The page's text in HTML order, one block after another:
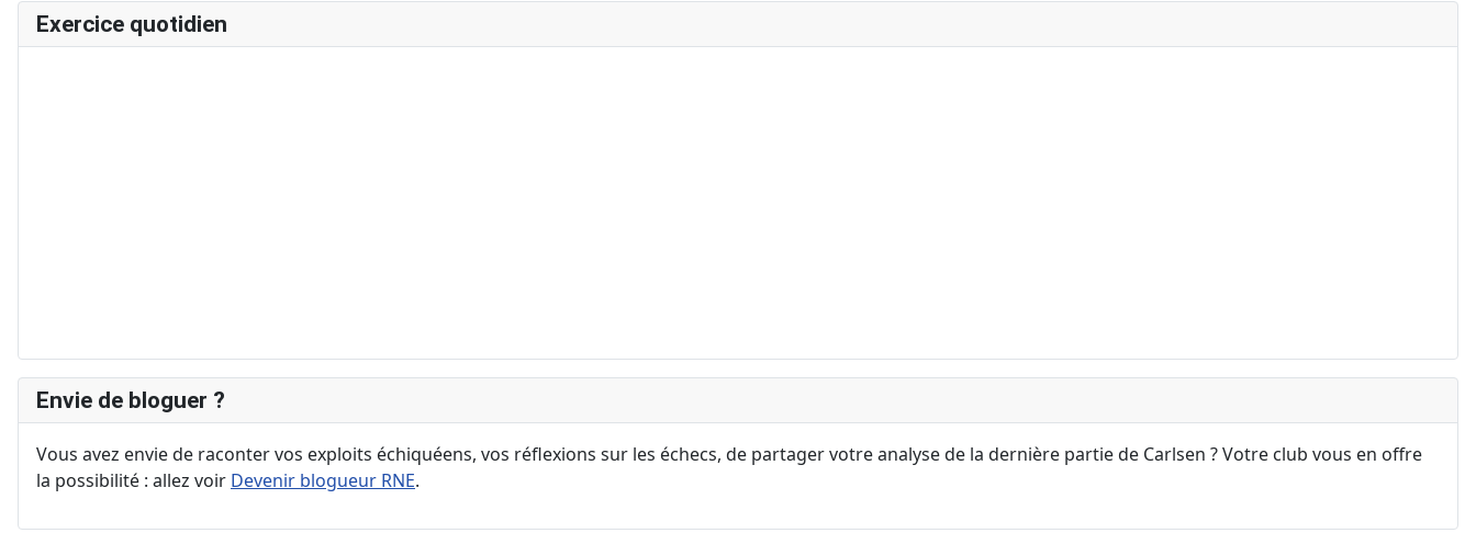
Exercice quotidien
Envie de bloguer ?
Vous avez envie de raconter vos exploits échiquéens, vos réflexions sur les échecs, de partager votre analyse de la dernière partie de Carlsen ? Votre club vous en offre
la possibilité : allez voir Devenir blogueur RNE.